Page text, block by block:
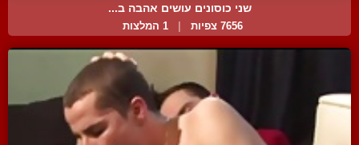
שני כוסונים עושים אהבה ב...
7656 צפיות | 1 המלצות